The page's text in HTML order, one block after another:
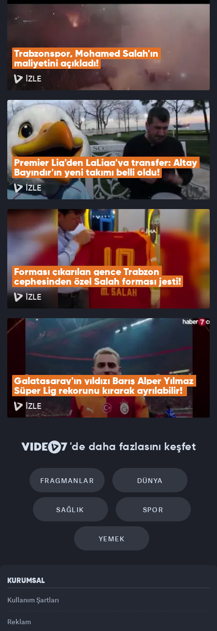
Trabzonspor, Mohamed Salah'ın
maliyetini açıkladı!
İZLE
Premier Lig'den LaLiga'ya transfer: Altay
Bayındır'ın yeni takımı belli oldu!
İZLE
Forması çıkarılan gence Trabzon
cephesinden özel Salah forması jesti!
İZLE
Galatasaray'ın yıldızı Barış Alper Yılmaz
Süper Lig rekorunu kırarak ayrılabilir!
İZLE
'de daha fazlasını keşfet
FRAGMANLAR DÜNYA
SAĞLIK SPOR
YEMEK
KURUMSAL
Kullanım Şartları
Reklam